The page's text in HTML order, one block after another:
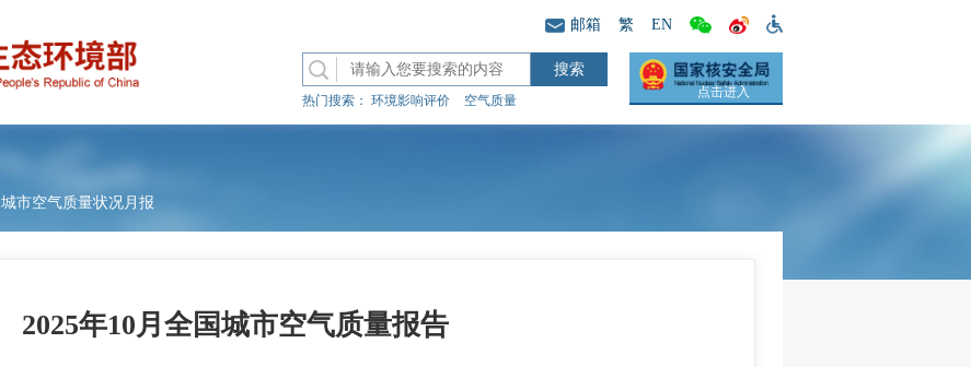
邮箱 繁 EN
热门搜索： 环境影响评价 空气质量
点击进入
城市空气质量状况月报
2025年10月全国城市空气质量报告